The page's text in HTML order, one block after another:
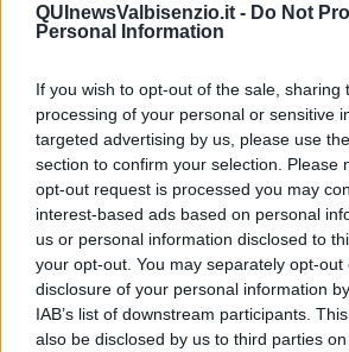
QUInewsValbisenzio.it - Do Not
Personal Information
If you wish to opt-out of the sale, sharing
processing of your personal or sensitive
targeted advertising by us, please use
section to confirm your selection. Please
opt-out request is processed you may
interest-based ads based on personal
us or personal information disclosed to
your opt-out. You may separately opt-
disclosure of your personal information
IAB’s list of downstream participants.
also be disclosed by us to third parties
Ti potrebbe interessare anche:
Articoli dal Blog “Vignaioli e vini” di Nadio
​Che “Odissea sia”
Scuola di vita e creatività
​La volontà di essere “primi”
Norme viticole e enologiche che
​I vini della Maremma si stanno